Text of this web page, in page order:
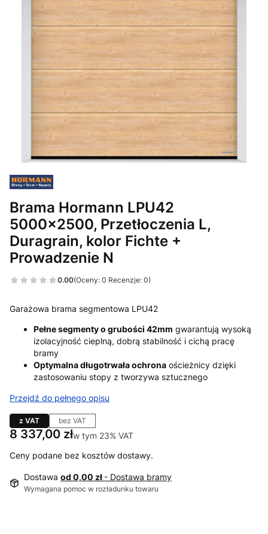
Brama Hormann LPU42
5000x2500, Przetłoczenia L,
Duragrain, kolor Fichte +
Prowadzenie N
0.00(Oceny: 0 Recenzje: 0)
Garażowa brama segmentowa LPU42
Pełne segmenty o grubości 42mm gwarantują wysoką
izolacyjność cieplną, dobrą stabilność i cichą pracę
bramy
Optymalna długotrwała ochrona ościeżnicy dzięki
zastosowaniu stopy z tworzywa sztucznego
Przejdź do pełnego opisu
z VAT bez VAT
Cena
8 337,00 złw tym 23% VAT
w tym 23% VAT
Ceny podane bez kosztów dostawy.
Dostawa od 0,00 zł - Dostawa bramy
Wymagana pomoc w rozładunku towaru